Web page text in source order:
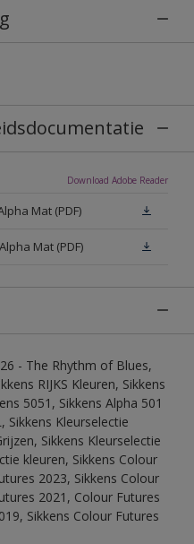
Download Adobe Reader
Mat (PDF)
Mat (PDF)
- The Rhythm of Blues,
RIJKS Kleuren, Sikkens
5051, Sikkens Alpha 501
Sikkens Kleurselectie
Sikkens Kleurselectie
kleuren, Sikkens Colour
2023, Sikkens Colour
2021, Colour Futures
Sikkens Colour Futures